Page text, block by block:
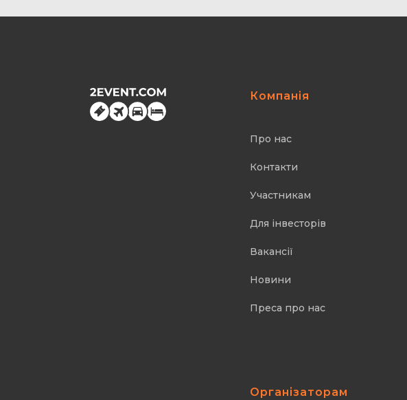
Компанія
Про нас
Контакти
Участникам
Для інвесторів
Вакансії
Новини
Преса про нас
Організаторам